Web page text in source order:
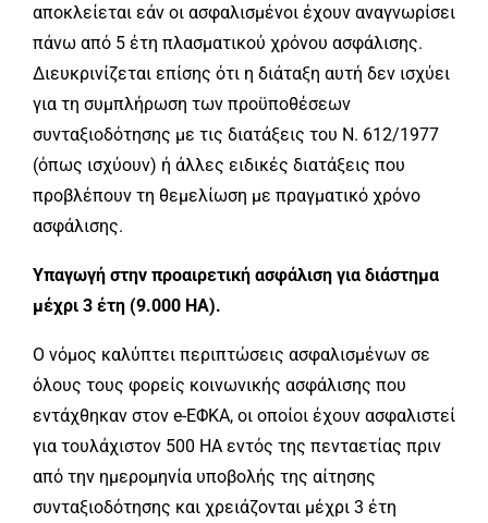
αποκλείεται εάν οι ασφαλισμένοι έχουν αναγνωρίσει
πάνω από 5 έτη πλασματικού χρόνου ασφάλισης.
Διευκρινίζεται επίσης ότι η διάταξη αυτή δεν ισχύει
για τη συμπλήρωση των προϋποθέσεων
συνταξιοδότησης με τις διατάξεις του Ν. 612/1977
(όπως ισχύουν) ή άλλες ειδικές διατάξεις που
προβλέπουν τη θεμελίωση με πραγματικό χρόνο
ασφάλισης.
Υπαγωγή στην προαιρετική ασφάλιση για διάστημα
μέχρι 3 έτη (9.000 ΗΑ).
Ο νόμος καλύπτει περιπτώσεις ασφαλισμένων σε
όλους τους φορείς κοινωνικής ασφάλισης που
εντάχθηκαν στον e-ΕΦΚΑ, οι οποίοι έχουν ασφαλιστεί
για τουλάχιστον 500 ΗΑ εντός της πενταετίας πριν
από την ημερομηνία υποβολής της αίτησης
συνταξιοδότησης και χρειάζονται μέχρι 3 έτη